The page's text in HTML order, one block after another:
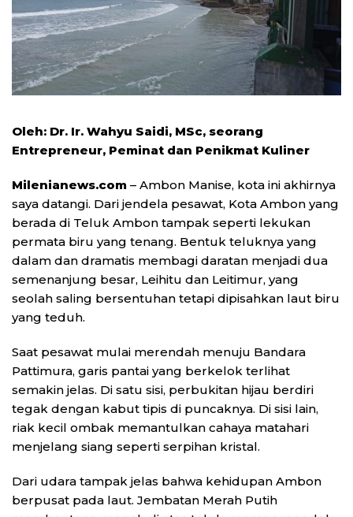
Oleh: Dr. Ir. Wahyu Saidi, MSc, seorang
Entrepreneur, Peminat dan Penikmat Kuliner
Milenianews.com – Ambon Manise, kota ini akhirnya
saya datangi. Dari jendela pesawat, Kota Ambon yang
berada di Teluk Ambon tampak seperti lekukan
permata biru yang tenang. Bentuk teluknya yang
dalam dan dramatis membagi daratan menjadi dua
semenanjung besar, Leihitu dan Leitimur, yang
seolah saling bersentuhan tetapi dipisahkan laut biru
yang teduh.
Saat pesawat mulai merendah menuju Bandara
Pattimura, garis pantai yang berkelok terlihat
semakin jelas. Di satu sisi, perbukitan hijau berdiri
tegak dengan kabut tipis di puncaknya. Di sisi lain,
riak kecil ombak memantulkan cahaya matahari
menjelang siang seperti serpihan kristal.
Dari udara tampak jelas bahwa kehidupan Ambon
berpusat pada laut. Jembatan Merah Putih